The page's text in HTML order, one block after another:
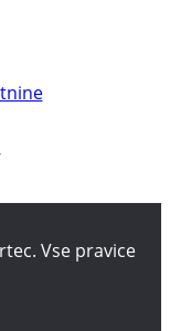
Vse pravice